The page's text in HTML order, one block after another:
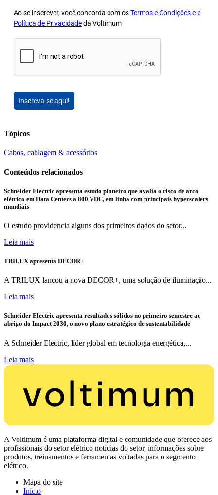
Ao se inscrever, você concorda com osTermos e Condições e a
Política de Privacidadeda Voltimum
Inscreva-se aqui!
Tópicos
Cabos, cablagem & acessórios
Conteúdos relacionados
Schneider Electric apresenta estudo pioneiro que avalia o risco de arco
elétrico em Data Centers a 800 VDC, em linha com principais hyperscalers
mundiais
O estudo providencia alguns dos primeiros dados do setor...
Leia mais
TRILUX apresenta DECOR+
A TRILUX lançou a nova DECOR+, uma solução de iluminação...
Leia mais
Schneider Electric apresenta resultados sólidos no primeiro semestre ao
abrigo do Impact 2030, o novo plano estratégico de sustentabilidade
A Schneider Electric, líder global em tecnologia energética,...
Leia mais
A Voltimum é uma plataforma digital e comunidade que oferece aos
profissionais do setor elétrico notícias do setor, informações sobre
produtos, treinamentos e ferramentas voltadas para o segmento
elétrico.
Mapa do site
Início